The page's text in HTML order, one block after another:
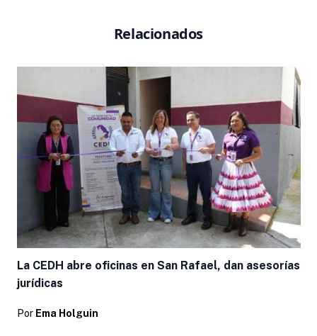
Relacionados
La CEDH abre oficinas en San Rafael, dan asesorías
jurídicas
Por Ema Holguin